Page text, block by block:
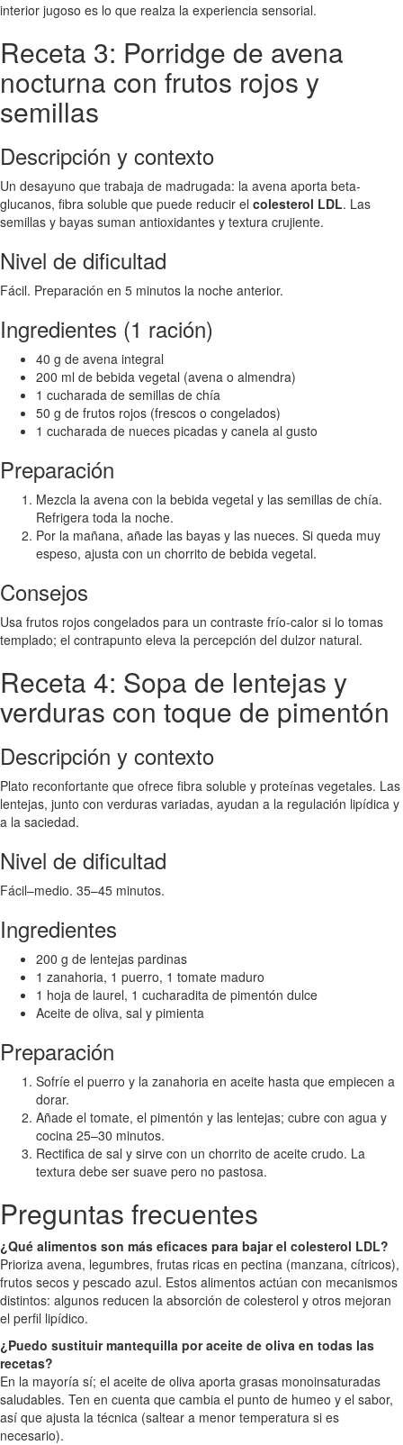
interior jugoso es lo que realza la experiencia sensorial.
Receta 3: Porridge de avena
nocturna con frutos rojos y
semillas
Descripción y contexto
Un desayuno que trabaja de madrugada: la avena aporta beta-
glucanos, fibra soluble que puede reducir el colesterol LDL. Las
semillas y bayas suman antioxidantes y textura crujiente.
Nivel de dificultad
Fácil. Preparación en 5 minutos la noche anterior.
Ingredientes (1 ración)
40 g de avena integral
200 ml de bebida vegetal (avena o almendra)
1 cucharada de semillas de chía
50 g de frutos rojos (frescos o congelados)
1 cucharada de nueces picadas y canela al gusto
Preparación
Mezcla la avena con la bebida vegetal y las semillas de chía.
Refrigera toda la noche.
Por la mañana, añade las bayas y las nueces. Si queda muy
espeso, ajusta con un chorrito de bebida vegetal.
Consejos
Usa frutos rojos congelados para un contraste frío-calor si lo tomas
templado; el contrapunto eleva la percepción del dulzor natural.
Receta 4: Sopa de lentejas y
verduras con toque de pimentón
Descripción y contexto
Plato reconfortante que ofrece fibra soluble y proteínas vegetales. Las
lentejas, junto con verduras variadas, ayudan a la regulación lipídica y
a la saciedad.
Nivel de dificultad
Fácil–medio. 35–45 minutos.
Ingredientes
200 g de lentejas pardinas
1 zanahoria, 1 puerro, 1 tomate maduro
1 hoja de laurel, 1 cucharadita de pimentón dulce
Aceite de oliva, sal y pimienta
Preparación
Sofríe el puerro y la zanahoria en aceite hasta que empiecen a
dorar.
Añade el tomate, el pimentón y las lentejas; cubre con agua y
cocina 25–30 minutos.
Rectifica de sal y sirve con un chorrito de aceite crudo. La
textura debe ser suave pero no pastosa.
Preguntas frecuentes
¿Qué alimentos son más eficaces para bajar el colesterol LDL?
Prioriza avena, legumbres, frutas ricas en pectina (manzana, cítricos),
frutos secos y pescado azul. Estos alimentos actúan con mecanismos
distintos: algunos reducen la absorción de colesterol y otros mejoran
el perfil lipídico.
¿Puedo sustituir mantequilla por aceite de oliva en todas las
recetas?
En la mayoría sí; el aceite de oliva aporta grasas monoinsaturadas
saludables. Ten en cuenta que cambia el punto de humeo y el sabor,
así que ajusta la técnica (saltear a menor temperatura si es
necesario).